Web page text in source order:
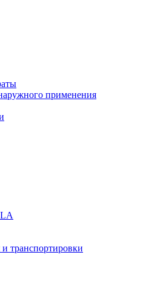
применения
транспортировки